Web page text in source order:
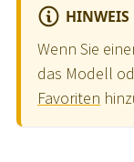
HINWEIS
Wenn Sie
das Modell
Favoriten